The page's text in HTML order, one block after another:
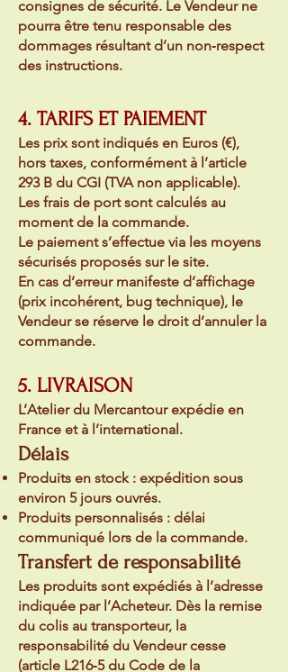
consignes de sécurité. Le Vendeur ne
pourra être tenu responsable des
dommages résultant d’un non‑respect
des instructions.
4. TARIFS ET PAIEMENT
Les prix sont indiqués en Euros (€),
hors taxes, conformément à l’article
293 B du CGI (TVA non applicable).
Les frais de port sont calculés au
moment de la commande.
Le paiement s’effectue via les moyens
sécurisés proposés sur le site.
En cas d’erreur manifeste d’affichage
(prix incohérent, bug technique), le
Vendeur se réserve le droit d’annuler la
commande.
5. LIVRAISON
L’Atelier du Mercantour expédie en
France et à l’international.
Délais
Produits en stock : expédition sous
environ 5 jours ouvrés.
Produits personnalisés : délai
communiqué lors de la commande.
Transfert de responsabilité
Les produits sont expédiés à l’adresse
indiquée par l’Acheteur. Dès la remise
du colis au transporteur, la
responsabilité du Vendeur cesse
(article L216‑5 du Code de la